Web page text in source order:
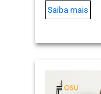
Saiba mais